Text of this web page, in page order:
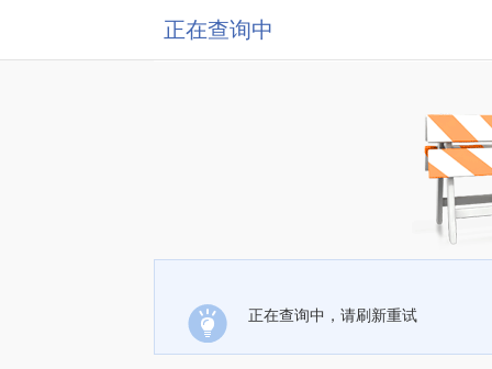
正在查询中
正在查询中，请刷新重试